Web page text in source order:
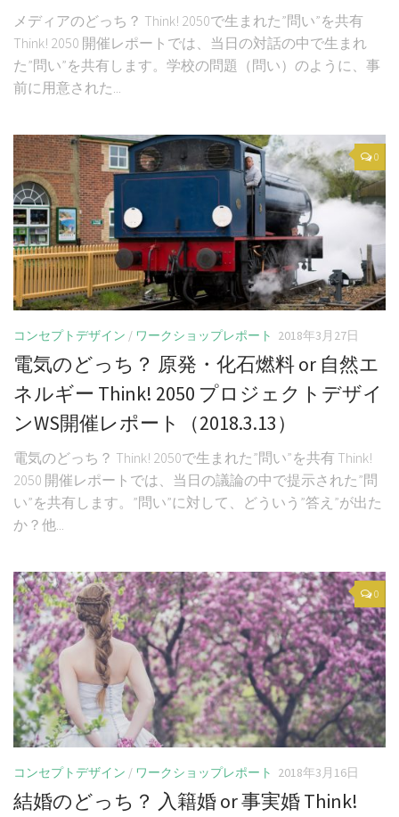
メディアのどっち？ Think! 2050で生まれた”問い”を共有
Think! 2050 開催レポートでは、当日の対話の中で生まれ
た”問い”を共有します。学校の問題（問い）のように、事
前に用意された...
0
コンセプトデザイン / ワークショップレポート 2018年3月27日
電気のどっち？ 原発・化石燃料 or 自然エ
ネルギー Think! 2050 プロジェクトデザイ
ンWS開催レポート（2018.3.13）
電気のどっち？ Think! 2050で生まれた”問い”を共有 Think!
2050 開催レポートでは、当日の議論の中で提示された”問
い”を共有します。”問い”に対して、どういう”答え”が出た
か？他...
0
コンセプトデザイン / ワークショップレポート 2018年3月16日
結婚のどっち？ 入籍婚 or 事実婚 Think!